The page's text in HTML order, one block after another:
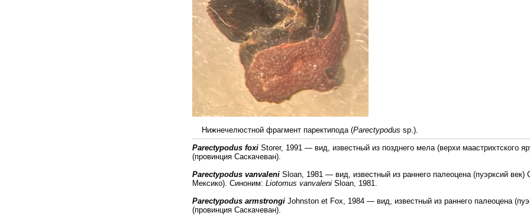
Нижнечелюстной фрагмент паректипода (Parectypodus sp.).
Parectypodus foxiStorer, 1991 — вид, известный из позднего мела (верхи маастрихтского
(провинция Саскачеван).
Parectypodus vanvaleniSloan, 1981 — вид, известный из раннего палеоцена (пуэрксий
Мексико). Синоним: Liotomus vanvaleniSloan, 1981.
Parectypodus armstrongiJohnston et Fox, 1984 — вид, известный из раннего палеоцена
(провинция Саскачеван).